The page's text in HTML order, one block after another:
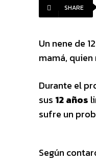
SHARE
Un nene de
mamá,
Durante el
sus 12 años
sufre un
Según